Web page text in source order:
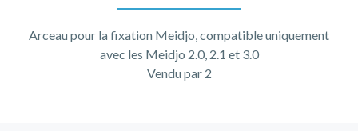
Arceau pour la fixation Meidjo, compatible uniquement
avec les Meidjo 2.0, 2.1 et 3.0
Vendu par 2